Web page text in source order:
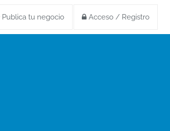
Publica tu negocio Acceso / Registro